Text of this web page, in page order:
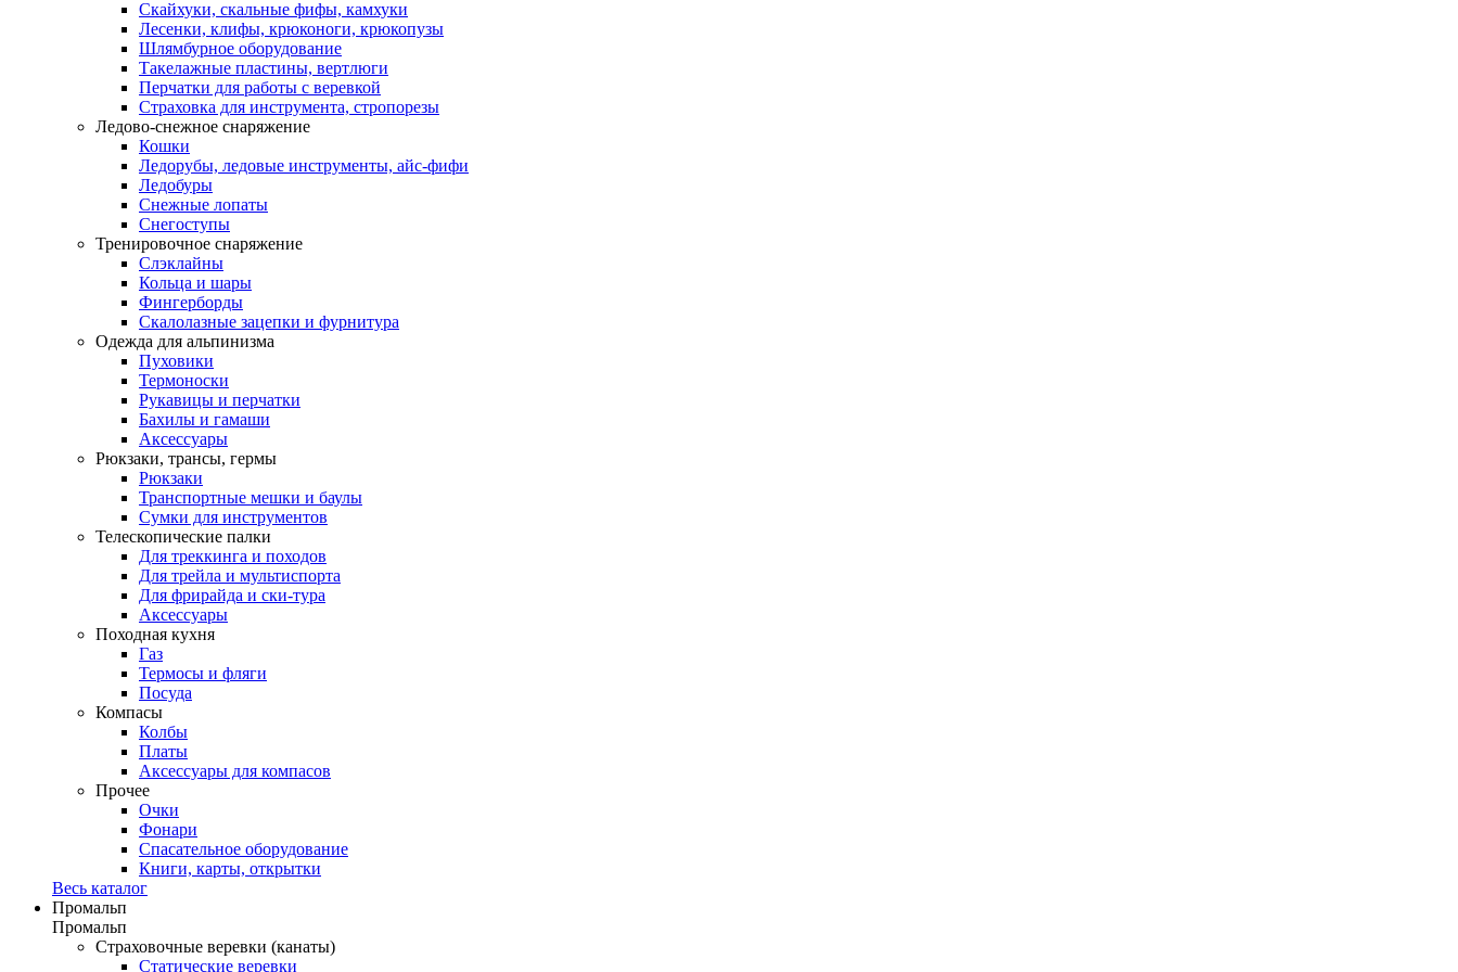
Скайхуки, скальные фифы, камхуки
Лесенки, клифы, крюконоги, крюкопузы
Шлямбурное оборудование
Такелажные пластины, вертлюги
Перчатки для работы с веревкой
Страховка для инструмента, стропорезы
Ледово-снежное снаряжение
Кошки
Ледорубы, ледовые инструменты, айс-фифи
Ледобуры
Снежные лопаты
Снегоступы
Тренировочное снаряжение
Слэклайны
Кольца и шары
Фингерборды
Скалолазные зацепки и фурнитура
Одежда для альпинизма
Пуховики
Термоноски
Рукавицы и перчатки
Бахилы и гамаши
Аксессуары
Рюкзаки, трансы, гермы
Рюкзаки
Транспортные мешки и баулы
Сумки для инструментов
Телескопические палки
Для треккинга и походов
Для трейла и мультиспорта
Для фрирайда и ски-тура
Аксессуары
Походная кухня
Газ
Термосы и фляги
Посуда
Компасы
Колбы
Платы
Аксессуары для компасов
Прочее
Очки
Фонари
Спасательное оборудование
Книги, карты, открытки
Весь каталог
Промальп
Промальп
Страховочные веревки (канаты)
Статические веревки